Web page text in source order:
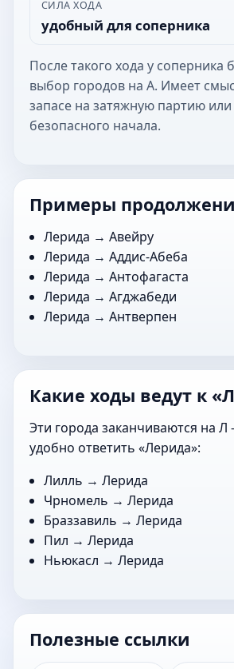
СИЛА ХОДА
удобный для соперника
После такого хода у соперника
выбор городов на А. Имеет
запасе на затяжную партию или
безопасного начала.
Примеры
Лерида →Авейру
Лерида →Аддис-Абеба
Лерида →Антофагаста
Лерида →Агджабеди
Лерида →Антверпен
Какие ходы ведут к
Эти города заканчиваются на
удобно ответить «Лерида»:
Лилль → Лерида
Чрномель → Лерида
Браззавиль → Лерида
Пил → Лерида
Ньюкасл → Лерида
Полезные ссылки